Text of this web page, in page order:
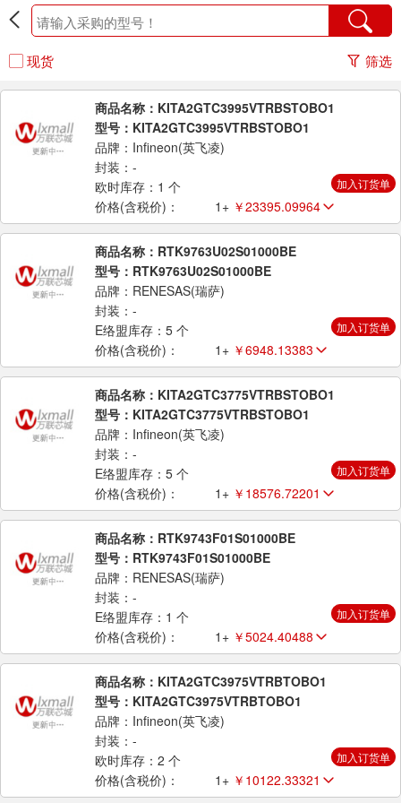
现货 筛选
商品名称：KITA2GTC3995VTRBSTOBO1
型号：KITA2GTC3995VTRBSTOBO1
品牌：Infineon(英飞凌)
封装：-
欧时库存：1 个
价格(含税价)：
1+ ￥23395.09964
加入订货单
商品名称：RTK9763U02S01000BE
型号：RTK9763U02S01000BE
品牌：RENESAS(瑞萨)
封装：-
E络盟库存：5 个
价格(含税价)：
1+ ￥6948.13383
加入订货单
商品名称：KITA2GTC3775VTRBSTOBO1
型号：KITA2GTC3775VTRBSTOBO1
品牌：Infineon(英飞凌)
封装：-
E络盟库存：5 个
价格(含税价)：
1+ ￥18576.72201
加入订货单
商品名称：RTK9743F01S01000BE
型号：RTK9743F01S01000BE
品牌：RENESAS(瑞萨)
封装：-
E络盟库存：1 个
价格(含税价)：
1+ ￥5024.40488
加入订货单
商品名称：KITA2GTC3975VTRBTOBO1
型号：KITA2GTC3975VTRBTOBO1
品牌：Infineon(英飞凌)
封装：-
欧时库存：2 个
价格(含税价)：
1+ ￥10122.33321
加入订货单